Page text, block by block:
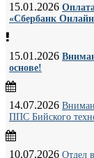
15.01.2026
«Сбербанк
15.01.2026
основе!
14.07.2026
ППС Бийского
10.07.2026 Отдел